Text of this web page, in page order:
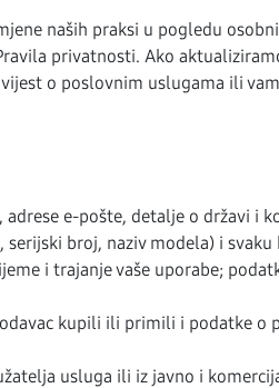
naših praksi u pogledu
privatnosti. Ako
o poslovnim uslugama ili
e-pošte, detalje o državi
broj, naziv modela) i
i trajanje vaše uporabe;
kupili ili primili i podatke o
usluga ili iz javno i